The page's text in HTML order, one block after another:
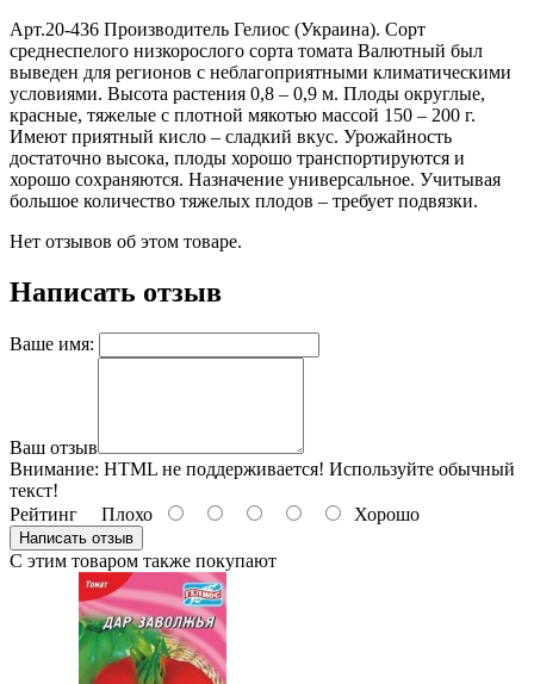
Арт.20-436 Производитель Гелиос (Украина). Сорт
среднеспелого низкорослого сорта томата Валютный был
выведен для регионов с неблагоприятными климатическими
условиями. Высота растения 0,8 – 0,9 м. Плоды округлые,
красные, тяжелые с плотной мякотью массой 150 – 200 г.
Имеют приятный кисло – сладкий вкус. Урожайность
достаточно высока, плоды хорошо транспортируются и
хорошо сохраняются. Назначение универсальное. Учитывая
большое количество тяжелых плодов – требует подвязки.
Нет отзывов об этом товаре.
Написать отзыв
Ваше имя:
Ваш отзыв
Внимание: HTML не поддерживается! Используйте обычный
текст!
Рейтинг Плохо Хорошо
Написать отзыв
С этим товаром также покупают